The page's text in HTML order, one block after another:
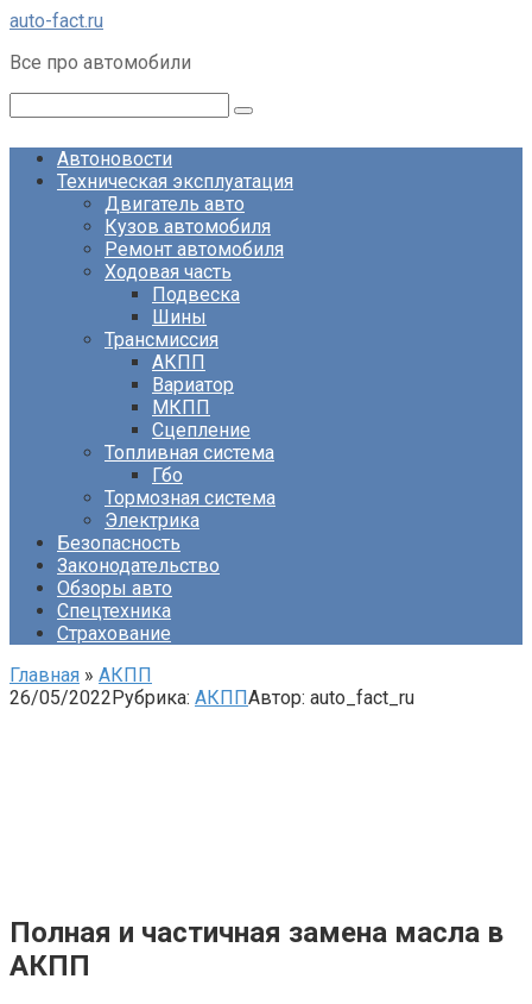
Перейти
контенту
auto-fact.ru
Все про автомобили
Автоновости
Техническая эксплуатация
Двигатель авто
Кузов автомобиля
Ремонт автомобиля
Ходовая часть
Подвеска
Шины
Трансмиссия
АКПП
Вариатор
МКПП
Сцепление
Топливная система
Гбо
Тормозная система
Электрика
Безопасность
Законодательство
Обзоры авто
Спецтехника
Страхование
Главная » АКПП
26/05/2022Рубрика: АКППАвтор: auto_fact_ru
Полная и частичная замена масла в
АКПП